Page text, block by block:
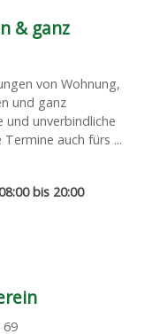
& ganz
von Wohnung,
und ganz
und unverbindliche
auch fürs ...
bis 20:00
69